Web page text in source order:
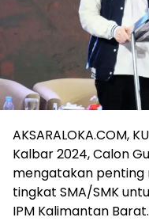
AKSARALOKA.COM,
Kalbar 2024, Calon
mengatakan penting
tingkat SMA/SMK
IPM Kalimantan Barat.